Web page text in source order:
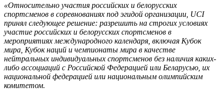
«Относительно участия российских и белорусских
спортсменов в соревнованиях под эгидой организации, UCI
принял следующее решение: разрешить на строгих условиях
участие российских и белорусских спортсменов в
мероприятиях международного календаря, включая Кубок
мира, Кубок наций и чемпионаты мира в качестве
нейтральных индивидуальных спортсменов без наличия каких-
либо ассоциаций с Российской Федерацией или Беларусью, их
национальной федерацией или национальным олимпийским
комитетом.